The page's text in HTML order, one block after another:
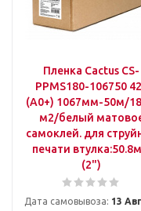
Пленка Cactus CS-
PPMS180-106750
(A0+) 1067мм-50м/
м2/белый
самоклей. для
печати
(2")
Дата самовывоза: 13